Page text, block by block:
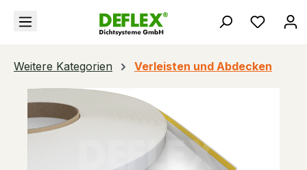
springen Du
Weitere Kategorien Verleisten und Abdecken